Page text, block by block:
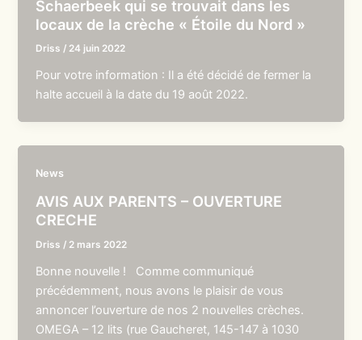
Schaerbeek qui se trouvait dans les
locaux de la crèche « Étoile du Nord »
Driss / 24 juin 2022
Pour votre information : Il a été décidé de fermer la
halte accueil à la date du 19 août 2022.
News
AVIS AUX PARENTS – OUVERTURE
CRECHE
Driss / 2 mars 2022
Bonne nouvelle ! Comme communiqué
précédemment, nous avons le plaisir de vous
annoncer l’ouverture de nos 2 nouvelles crèches.
OMEGA – 12 lits (rue Gaucheret, 145-147 à 1030